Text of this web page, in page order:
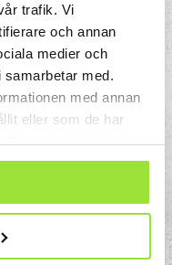
trafik. Vi
och annan
medier och
med.
med annan
eller som de har